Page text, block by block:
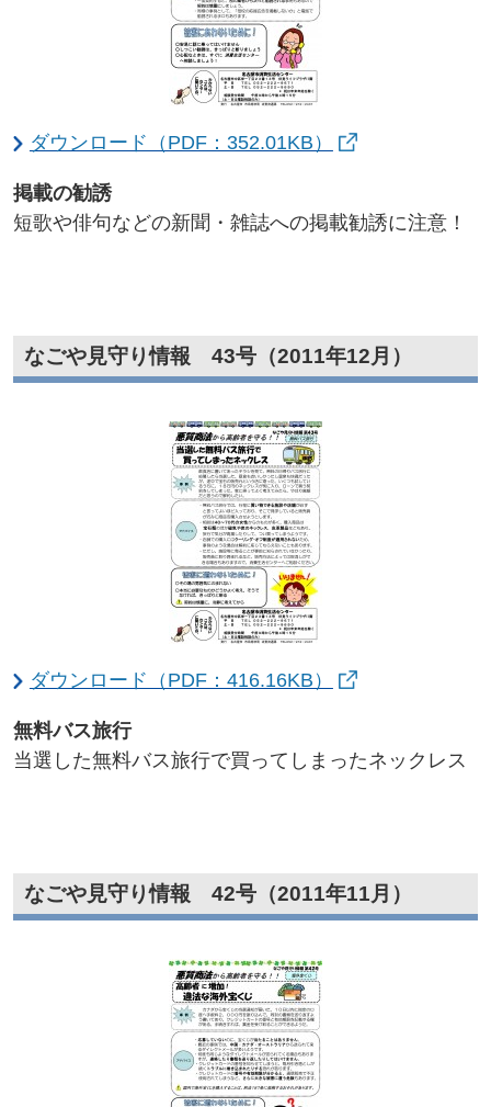
ダウンロード（PDF：352.01KB）
掲載の勧誘
短歌や俳句などの新聞・雑誌への掲載勧誘に注意！
なごや見守り情報 43号（2011年12月）
ダウンロード（PDF：416.16KB）
無料バス旅行​
当選した無料バス旅行で買ってしまったネックレス
なごや見守り情報 42号（2011年11月）